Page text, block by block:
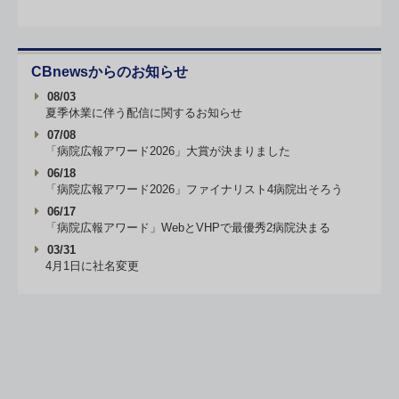
CBnewsからのお知らせ
08/03
夏季休業に伴う配信に関するお知らせ
07/08
「病院広報アワード2026」大賞が決まりました
06/18
「病院広報アワード2026」ファイナリスト4病院出そろう
06/17
「病院広報アワード」WebとVHPで最優秀2病院決まる
03/31
4月1日に社名変更